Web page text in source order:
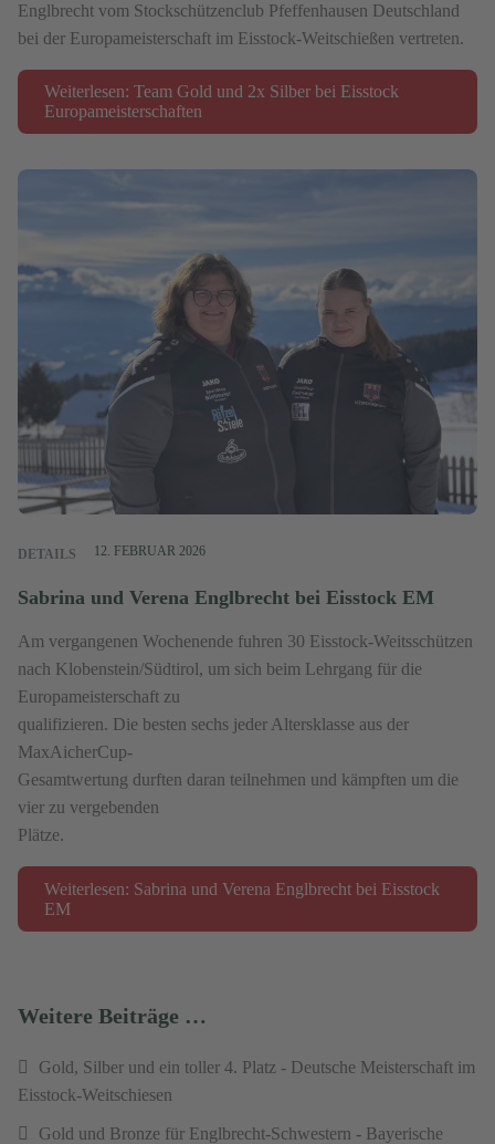
Englbrecht vom Stockschützenclub Pfeffenhausen Deutschland
bei der Europameisterschaft im Eisstock-Weitschießen vertreten.
Weiterlesen: Team Gold und 2x Silber bei Eisstock
Europameisterschaften
DETAILS 12. FEBRUAR 2026
Sabrina und Verena Englbrecht bei Eisstock EM
Am vergangenen Wochenende fuhren 30 Eisstock-Weitsschützen
nach Klobenstein/Südtirol, um sich beim Lehrgang für die
Europameisterschaft zu
qualifizieren. Die besten sechs jeder Altersklasse aus der
MaxAicherCup-
Gesamtwertung durften daran teilnehmen und kämpften um die
vier zu vergebenden
Plätze.
Weiterlesen: Sabrina und Verena Englbrecht bei Eisstock
EM
Weitere Beiträge …
Gold, Silber und ein toller 4. Platz - Deutsche Meisterschaft im
Eisstock-Weitschiesen
Gold und Bronze für Englbrecht-Schwestern - Bayerische